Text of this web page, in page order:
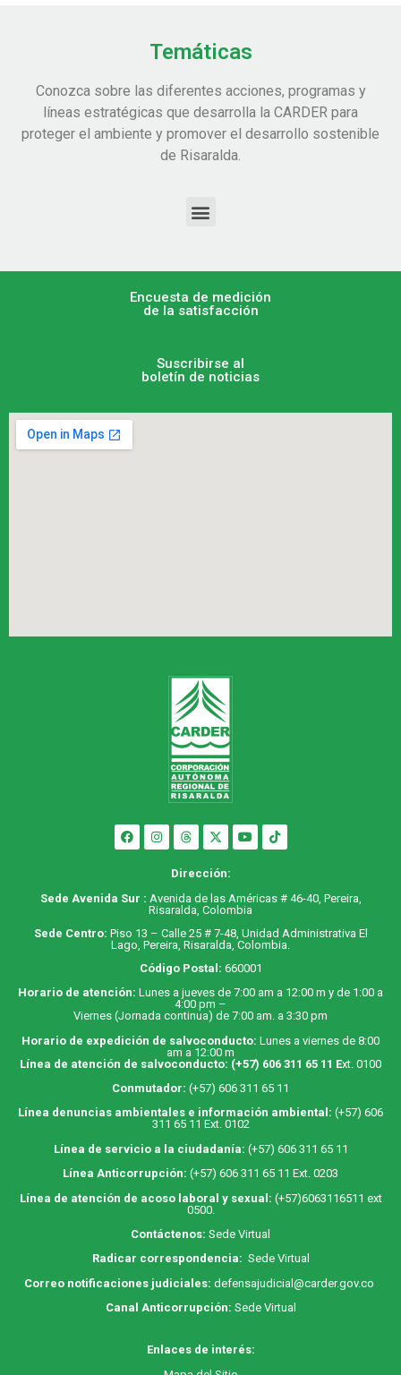
Temáticas
Conozca sobre las diferentes acciones, programas y
líneas estratégicas que desarrolla la CARDER para
proteger el ambiente y promover el desarrollo sostenible
de Risaralda.
Encuesta de medición
de la satisfacción
Suscribirse al
boletín de noticias
Dirección:
Sede Avenida Sur : Avenida de las Américas # 46-40, Pereira,
Risaralda, Colombia
Sede Centro: Piso 13 – Calle 25 # 7-48, Unidad Administrativa El
Lago, Pereira, Risaralda, Colombia.
Código Postal: 660001
Horario de atención: Lunes a jueves de 7:00 am a 12:00 m y de 1:00 a
4:00 pm –
Viernes (Jornada continua) de 7:00 am. a 3:30 pm
Horario de expedición de salvoconducto: Lunes a viernes de 8:00
am a 12:00 m
Línea de atención de salvoconducto: (+57) 606 311 65 11 Ext. 0100
Conmutador: (+57) 606 311 65 11
Línea denuncias ambientales e información ambiental: (+57) 606
311 65 11 Ext. 0102
Línea de servicio a la ciudadanía: (+57) 606 311 65 11
Línea Anticorrupción: (+57) 606 311 65 11 Ext. 0203
Línea de atención de acoso laboral y sexual: (+57)6063116511 ext
0500.
Contáctenos: Sede Virtual
Radicar correspondencia: Sede Virtual
Correo notificaciones judiciales: defensajudicial@carder.gov.co
Canal Anticorrupción: Sede Virtual
Enlaces de interés: